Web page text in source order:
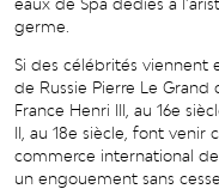
germe.
Si des célébrités viennent
de Russie Pierre Le Grand
France Henri III, au 16e
II, au 18e siècle, font
commerce international
un engouement sans